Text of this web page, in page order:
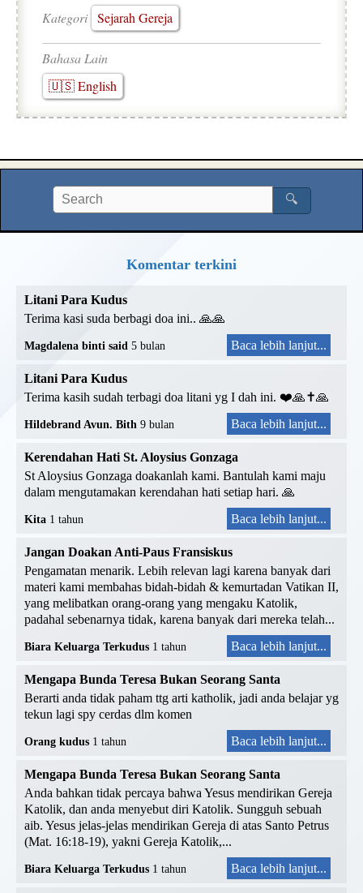
Kategori Sejarah Gereja
Bahasa Lain
🇺🇸 English
🔍
Komentar terkini
Litani Para Kudus
Terima kasi suda berbagi doa ini.. 🙏🙏
Magdalena binti said 5 bulan Baca lebih lanjut...
Litani Para Kudus
Terima kasih sudah terbagi doa litani yg I dah ini. ❤️🙏✝️🙏
Hildebrand Avun. Bith 9 bulan Baca lebih lanjut...
Kerendahan Hati St. Aloysius Gonzaga
St Aloysius Gonzaga doakanlah kami. Bantulah kami maju
dalam mengutamakan kerendahan hati setiap hari. 🙏
Kita 1 tahun Baca lebih lanjut...
Jangan Doakan Anti-Paus Fransiskus
Pengamatan menarik. Lebih relevan lagi karena banyak dari
materi kami membahas bidah-bidah & kemurtadan Vatikan II,
yang melibatkan orang-orang yang mengaku Katolik,
padahal sebenarnya tidak, karena banyak dari mereka telah...
Biara Keluarga Terkudus 1 tahun Baca lebih lanjut...
Mengapa Bunda Teresa Bukan Seorang Santa
Berarti anda tidak paham ttg arti katholik, jadi anda belajar yg
tekun lagi spy cerdas dlm komen
Orang kudus 1 tahun Baca lebih lanjut...
Mengapa Bunda Teresa Bukan Seorang Santa
Anda bahkan tidak percaya bahwa Yesus mendirikan Gereja
Katolik, dan anda menyebut diri Katolik. Sungguh sebuah
aib. Yesus jelas-jelas mendirikan Gereja di atas Santo Petrus
(Mat. 16:18-19), yakni Gereja Katolik,...
Biara Keluarga Terkudus 1 tahun Baca lebih lanjut...